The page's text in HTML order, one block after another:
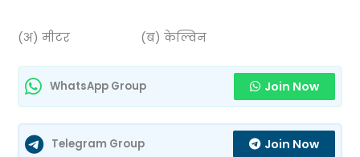
(अ) मीटर (ब) केल्विन
WhatsApp Group Join Now
Telegram Group Join Now